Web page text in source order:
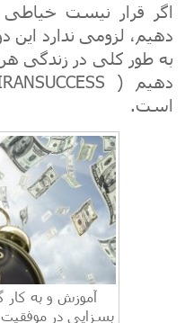
اگر قرار نیست خیاطی
دهیم، لزومی ندارد این
به طور کلی در زندگی
دهیم ( IRANSUCCESS) یادگیری اش
است.
آموزش و به کار
بسزایی در